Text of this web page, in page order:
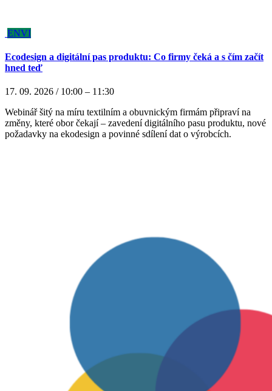
ENVI
Ecodesign a digitální pas produktu: Co firmy čeká a s čím začít
hned teď
17. 09. 2026 / 10:00 – 11:30
Webinář šitý na míru textilním a obuvnickým firmám připraví na
změny, které obor čekají – zavedení digitálního pasu produktu, nové
požadavky na ekodesign a povinné sdílení dat o výrobcích.